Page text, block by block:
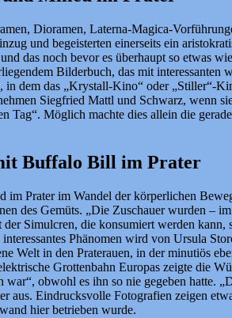
Dioramen, Laterna-Magica-
und begeisterten einerseits ein
das noch bevor es überhaupt so etwas
Bilderbuch, das mit
in dem das „Krystall-Kino“ oder „Stiller“-
Siegfried Mattl und Schwarz, wenn
Tag“. Möglich machte dies allein die
Buffalo Bill im Prater
im Prater im Wandel der körperlichen
des Gemüts. „Die Zuschauer wurden –
Simulcren, die konsumiert werden
Phänomen wird von Ursula
Welt in den Praterauen, in der minutiös
Grottenbahn Europas zeigte die
obwohl es ihn so nie gegeben hatte.
aus. Eindrucksvolle Fotografien zeigen
hier betrieben wurde.